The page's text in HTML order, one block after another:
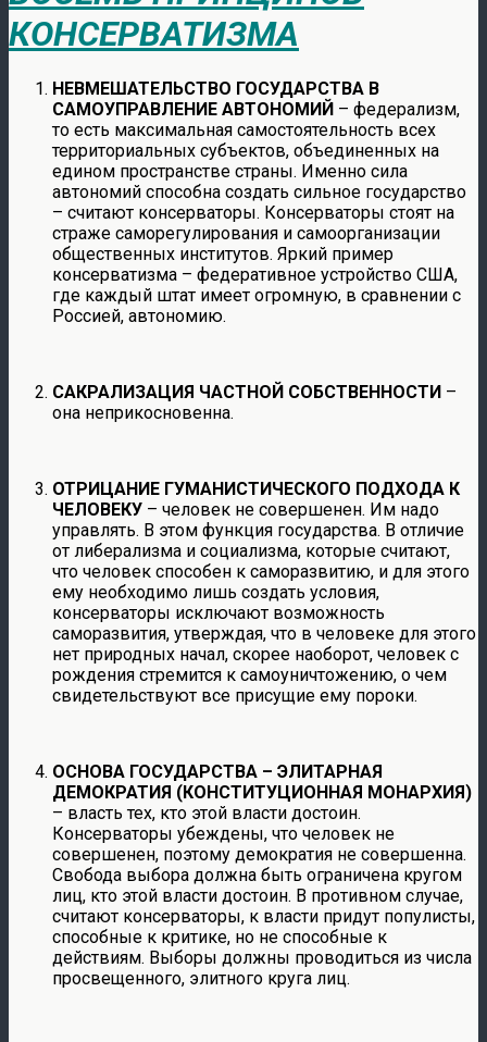
КОНСЕРВАТИЗМА
НЕВМЕШАТЕЛЬСТВО ГОСУДАРСТВА В
САМОУПРАВЛЕНИЕ АВТОНОМИЙ – федерализм,
то есть максимальная самостоятельность всех
территориальных субъектов, объединенных на
едином пространстве страны. Именно сила
автономий способна создать сильное государство
– считают консерваторы. Консерваторы стоят на
страже саморегулирования и самоорганизации
общественных институтов. Яркий пример
консерватизма – федеративное устройство США,
где каждый штат имеет огромную, в сравнении с
Россией, автономию.
САКРАЛИЗАЦИЯ ЧАСТНОЙ СОБСТВЕННОСТИ –
она неприкосновенна.
ОТРИЦАНИЕ ГУМАНИСТИЧЕСКОГО ПОДХОДА К
ЧЕЛОВЕКУ – человек не совершенен. Им надо
управлять. В этом функция государства. В отличие
от либерализма и социализма, которые считают,
что человек способен к саморазвитию, и для этого
ему необходимо лишь создать условия,
консерваторы исключают возможность
саморазвития, утверждая, что в человеке для этого
нет природных начал, скорее наоборот, человек с
рождения стремится к самоуничтожению, о чем
свидетельствуют все присущие ему пороки.
ОСНОВА ГОСУДАРСТВА – ЭЛИТАРНАЯ
ДЕМОКРАТИЯ (КОНСТИТУЦИОННАЯ МОНАРХИЯ)
– власть тех, кто этой власти достоин.
Консерваторы убеждены, что человек не
совершенен, поэтому демократия не совершенна.
Свобода выбора должна быть ограничена кругом
лиц, кто этой власти достоин. В противном случае,
считают консерваторы, к власти придут популисты,
способные к критике, но не способные к
действиям. Выборы должны проводиться из числа
просвещенного, элитного круга лиц.